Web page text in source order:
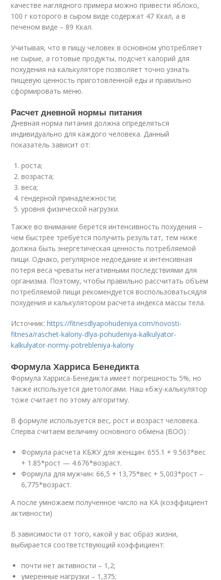
качестве наглядного примера можно привести яблоко,
100 г которого в сыром виде содержат 47 Ккал, а в
печеном виде – 89 Ккал.
Учитывая, что в пищу человек в основном употребляет
не сырые, а готовые продукты, подсчет калорий для
похудения на калькуляторе позволяет точно узнать
пищевую ценность приготовленной еды и правильно
сформировать меню.
Расчет дневной нормы питания
Дневная норма питания должна определяться
индивидуально для каждого человека. Данный
показатель зависит от:
роста;
возраста;
веса;
гендерной принадлежности;
уровня физической нагрузки.
Также во внимание берется интенсивность похудения –
чем быстрее требуется получить результат, тем ниже
должна быть энергетическая ценность потребляемой
пищи. Однако, регулярное недоедание и интенсивная
потеря веса чреваты негативными последствиями для
организма. Поэтому, чтобы правильно рассчитать объем
потребляемой пищи рекомендуется воспользоватьсядля
похудения и калькулятором расчета индекса массы тела.
Источник:https://fitnesdlyapohudeniya.com/novosti-
fitnesa/raschet-kaloriy-dlya-pohudeniya-kalkulyator-
kalkulyator-normy-potrebleniya-kaloriy
Формула Харриса Бенедикта
Формула Харриса-Бенедикта имеет погрешность 5%, но
также используется диетологами. Наш кбжу-калькулятор
тоже считает по этому алгоритму.
В формуле используется вес, рост и возраст человека.
Сперва считаем величину основного обмена (ВОО) :
Формула расчета КБЖУ для женщин: 655.1 + 9.563*вес
+ 1.85*рост — 4.676*возраст.
Формула для мужчин: 66,5 + 13,75*вес + 5,003*рост –
6,775*возраст.
А после умножаем полученное число на КА (коэффициент
активности)
В зависимости от того, какой у вас образ жизни,
выбирается соответствующий коэффициент:
почти нет активности – 1,2;
умеренные нагрузки – 1,375;